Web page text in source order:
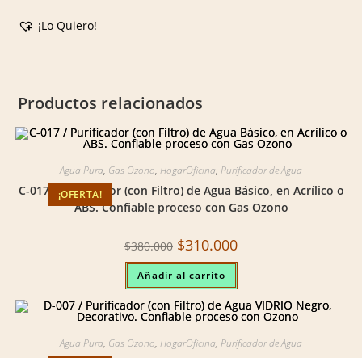
¡Lo Quiero!
Productos relacionados
¡OFERTA!
Agua Pura, Gas Ozono, HogarOficina, Purificador de Agua
C-017 / Purificador (con Filtro) de Agua Básico, en Acrílico o
ABS. Confiable proceso con Gas Ozono
$380.000 Original
price
was:
$380.000.
$310.000Current
is:
Añadir al carrito
Agua Pura, Gas Ozono, HogarOficina, Purificador de Agua